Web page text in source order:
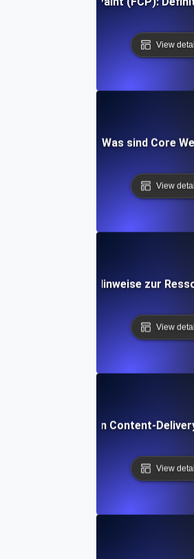
View
Was sind Core
View
Was sind Hinweise zur
View
Was ist ein Content-
View